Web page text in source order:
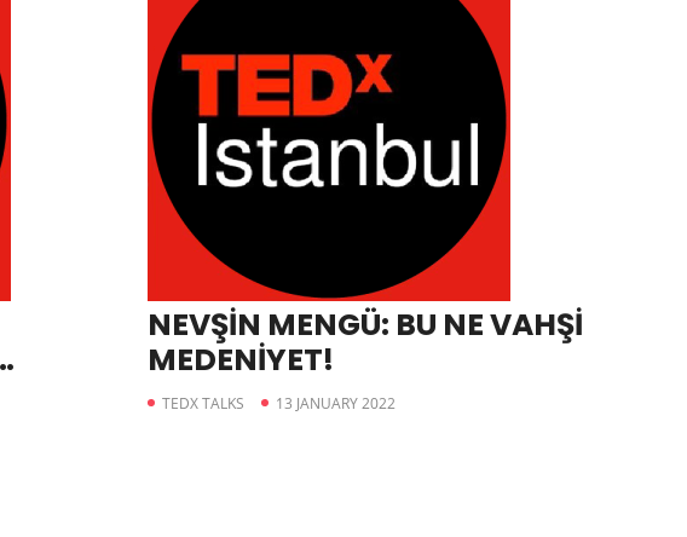
NEVŞİN MENGÜ: BU NE VAHŞİ
MEDENİYET!
TEDX TALKS 13 JANUARY 2022